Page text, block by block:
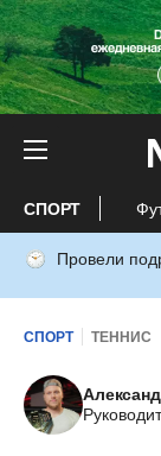
СПОРТ
Провели
СПОРТ ТЕННИС